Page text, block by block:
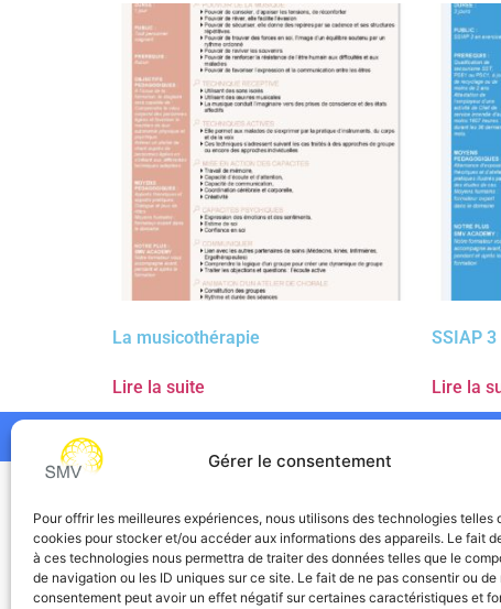
Gérer le consentement
Pour offrir les meilleures expériences, nous utilisons des technologies telles
cookies pour stocker et/ou accéder aux informations des appareils. Le fait
à ces technologies nous permettra de traiter des données telles que le
de navigation ou les ID uniques sur ce site. Le fait de ne pas consentir ou de
consentement peut avoir un effet négatif sur certaines caractéristiques et
La musicothérapie
Lire la suite
SSIAP 3
Lire la